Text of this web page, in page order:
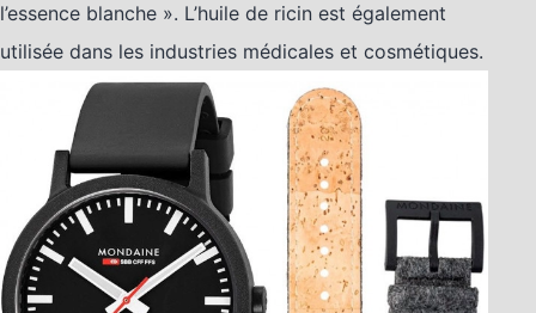
l’essence blanche ». L’huile de ricin est également
utilisée dans les industries médicales et cosmétiques.